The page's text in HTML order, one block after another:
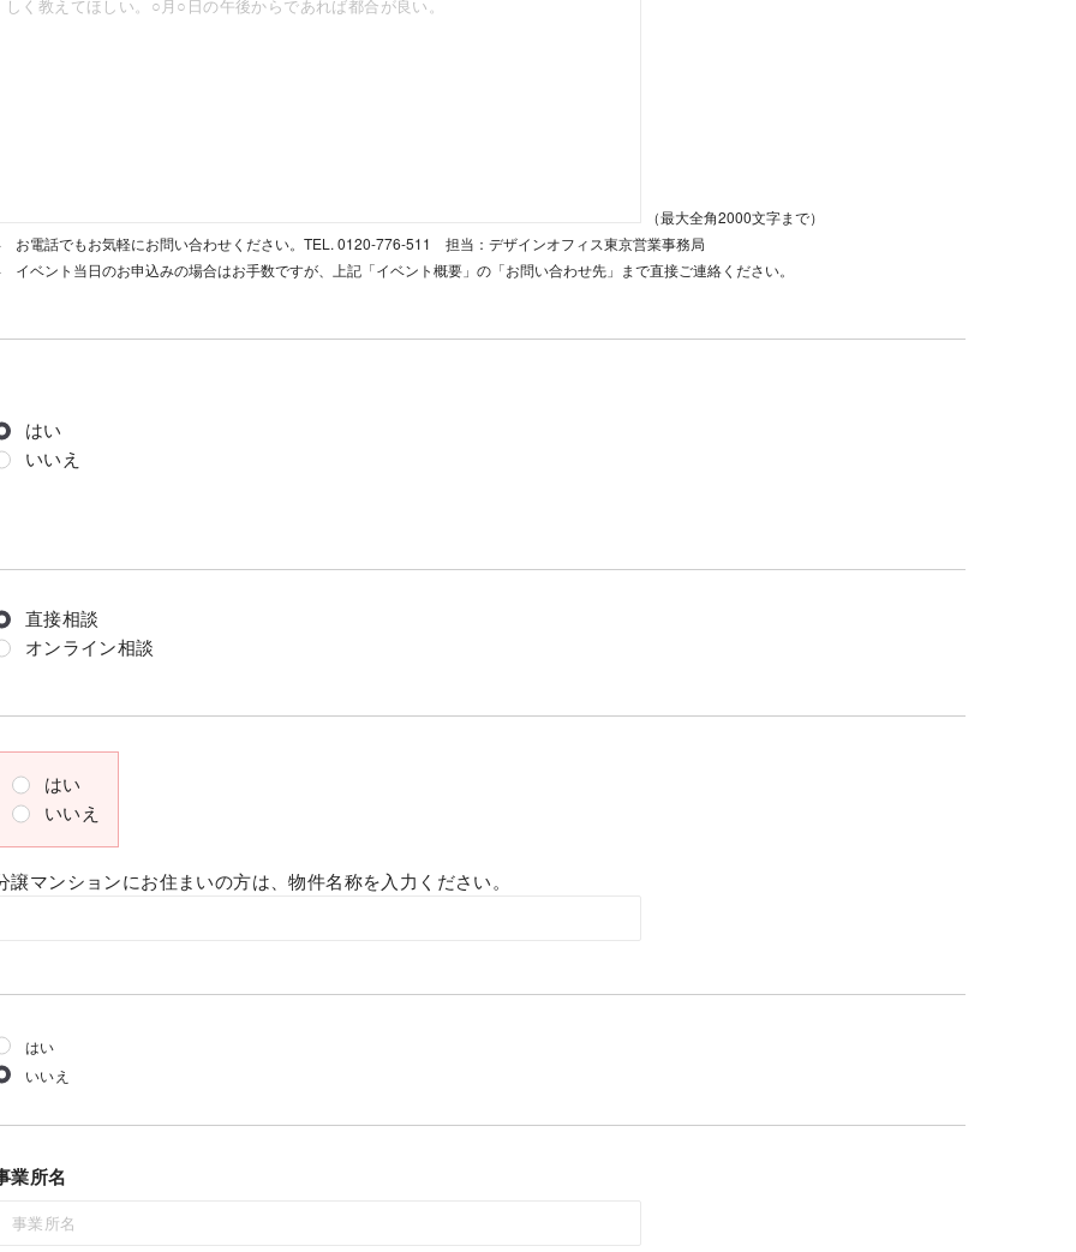
（最大全角2000文字まで）
お電話でもお気軽にお問い合わせください。TEL. 0120-776-511 担当：デザインオフィス東京営業事務局
イベント当日のお申込みの場合はお手数ですが、上記「イベント概要」の「お問い合わせ先」まで直接ご連絡ください。
はい
いいえ
直接相談
オンライン相談
はい
いいえ
譲マンションにお住まいの方は、物件名称を入力ください。
はい
いいえ
業所名